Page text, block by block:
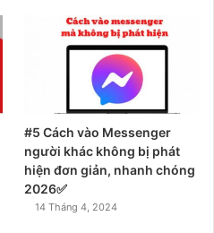
#5 Cách vào Messenger
người khác không bị phát
hiện đơn giản, nhanh chóng
2026✅
14 Tháng 4, 2024